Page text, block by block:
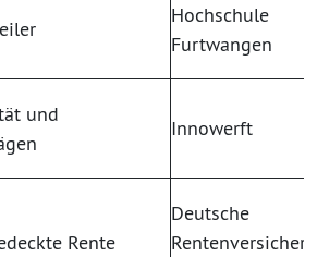
Hochschule
Furtwangen
und
Innowerft
Rente
Deutsche